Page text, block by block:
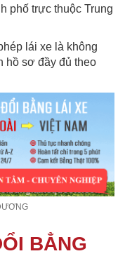
phố trực thuộc Trung
lái xe là không
hồ sơ đầy đủ theo
BẲNG